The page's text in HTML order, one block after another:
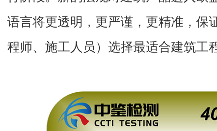
语言将更透明，更严谨，更精准，保
程师、施工人员）选择最适合建筑工